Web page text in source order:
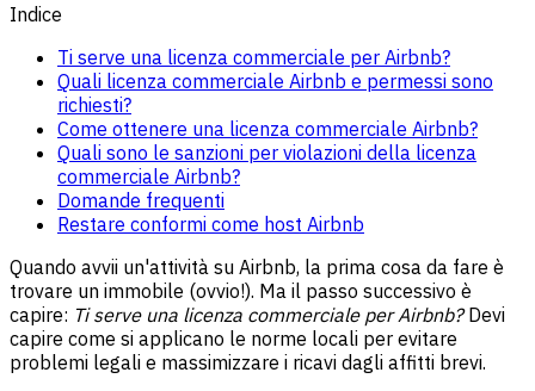
Indice
Ti serve una licenza commerciale per Airbnb?
Quali licenza commerciale Airbnb e permessi sono
richiesti?
Come ottenere una licenza commerciale Airbnb?
Quali sono le sanzioni per violazioni della licenza
commerciale Airbnb?
Domande frequenti
Restare conformi come host Airbnb
Quando avvii un'attività su Airbnb, la prima cosa da fare è
trovare un immobile (ovvio!). Ma il passo successivo è
capire: Ti serve una licenza commerciale per Airbnb?Devi
capire come si applicano le norme locali per evitare
problemi legali e massimizzare i ricavi dagli affitti brevi.